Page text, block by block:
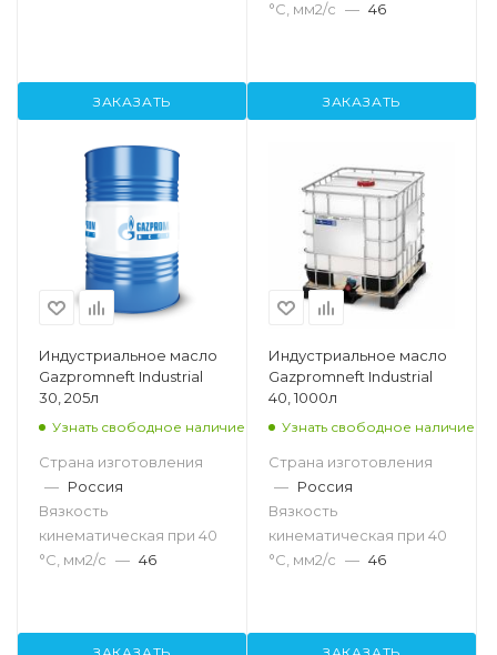
ЗАКАЗАТЬ
°С, мм2/с — 46
ЗАКАЗАТЬ
Индустриальное масло
Gazpromneft Industrial
30, 205л
Узнать свободное наличие
Страна изготовления
— Россия
Вязкость
кинематическая при 40
°С, мм2/с — 46
Индустриальное масло
Gazpromneft Industrial
40, 1000л
Узнать свободное наличие
Страна изготовления
— Россия
Вязкость
кинематическая при 40
°С, мм2/с — 46